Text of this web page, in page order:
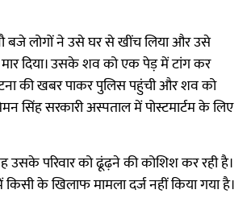
बजे लोगों ने उसे घर से खींच लिया और उसे
दिया। उसके शव को एक पेड़ में टांग कर
की खबर पाकर पुलिस पहुंची और शव को
सरकारी अस्पताल में पोस्टमार्टम के लिए
उसके परिवार को ढूंढ़ने की कोशिश कर रही है।
के खिलाफ मामला दर्ज नहीं किया गया है।